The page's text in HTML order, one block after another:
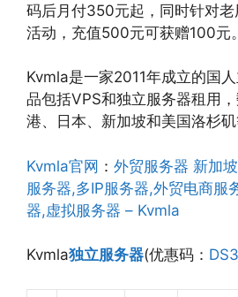
码后月付350元起，同时针对
活动，充值500元可获赠100元。
Kvmla是一家2011年成立的国
品包括VPS和独立服务器租用
港、日本、新加坡和美国洛杉矶
Kvmla官网 ： 外贸服务器 新加
服务器,多IP服务器,外贸电商服
器,虚拟服务器 – Kvmla
Kvmla独立服务器(优惠码：